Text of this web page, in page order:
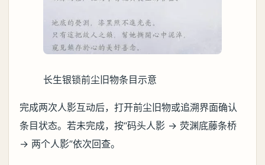
长生银锁前尘旧物条目示意
完成两次人影互动后，打开前尘旧物或追溯界面确认
条目状态。若未完成，按“码头人影 → 荧渊底藤条桥
→ 两个人影”依次回查。